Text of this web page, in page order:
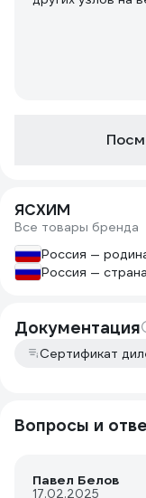
ЯСХИМ
Все товары бренда
Россия —
Россия —
Документация
Сертификат
Вопросы и
Павел Белов
17.02.2025